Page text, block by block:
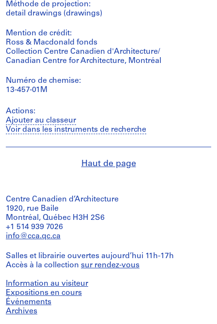
Méthode de projection:
detail drawings (drawings)
Mention de crédit:
Ross & Macdonald fonds
Collection Centre Canadien d'Architecture/
Canadian Centre for Architecture, Montréal
Numéro de chemise:
13-457-01M
Actions:
Ajouter au classeur
Voir dans les instruments de recherche
Haut de page
Centre Canadien d’Architecture
1920, rue Baile
Montréal, Québec H3H 2S6
+1 514 939 7026
info@cca.qc.ca
Salles et librairie ouvertes aujourd’hui 11h-17h
Accès à la collection sur rendez-vous
Information au visiteur
Expositions en cours
Événements
Archives